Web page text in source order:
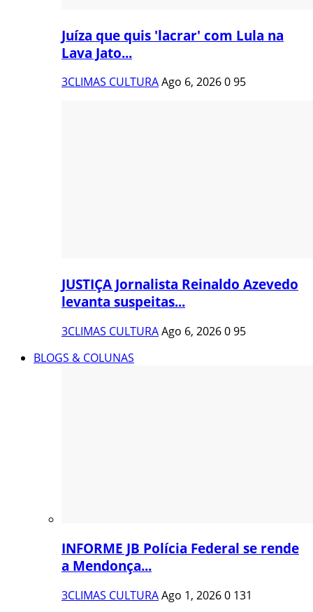
Juíza que quis 'lacrar' com Lula na
Lava Jato...
3CLIMAS CULTURAAgo 6, 2026095
JUSTIÇA Jornalista Reinaldo Azevedo
levanta suspeitas...
3CLIMAS CULTURAAgo 6, 2026095
BLOGS & COLUNAS
INFORME JB Polícia Federal se rende
a Mendonça...
3CLIMAS CULTURAAgo 1, 20260 131